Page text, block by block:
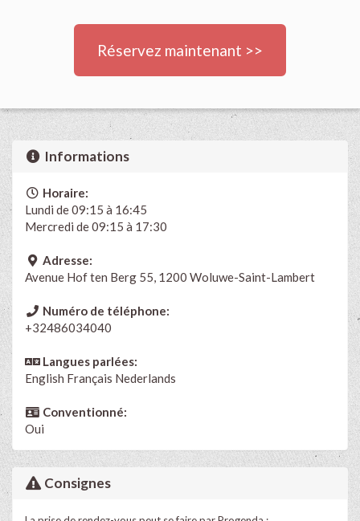
Réservez maintenant >>
Informations
Horaire:
Lundi de 09:15 à 16:45
Mercredi de 09:15 à 17:30
Adresse:
Avenue Hof ten Berg 55, 1200 Woluwe-Saint-Lambert
Numéro de téléphone:
+32486034040
Langues parlées:
English Français Nederlands
Conventionné:
Oui
Consignes